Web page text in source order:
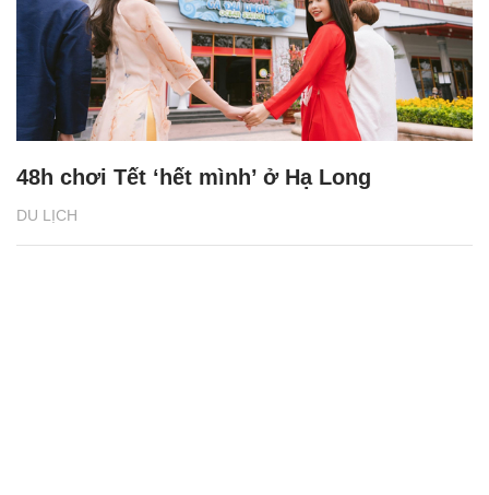
DU LỊCH
48h chơi Tết ‘hết mình’ ở Hạ Long